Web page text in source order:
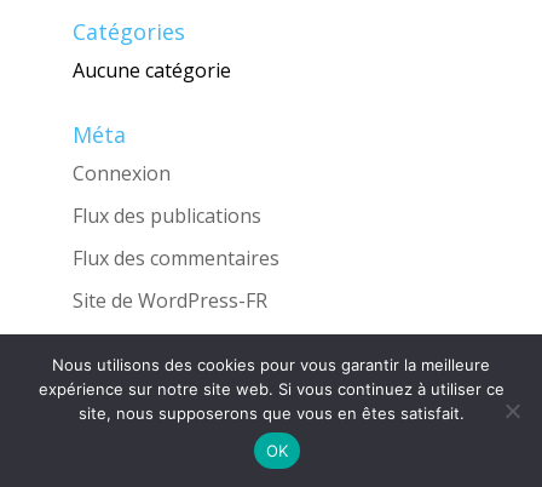
Catégories
Aucune catégorie
Méta
Connexion
Flux des publications
Flux des commentaires
Site de WordPress-FR
Une réalisation de l'AgenceINGLOBO
Nous utilisons des cookies pour vous garantir la meilleure
expérience sur notre site web. Si vous continuez à utiliser ce
site, nous supposerons que vous en êtes satisfait.
OK